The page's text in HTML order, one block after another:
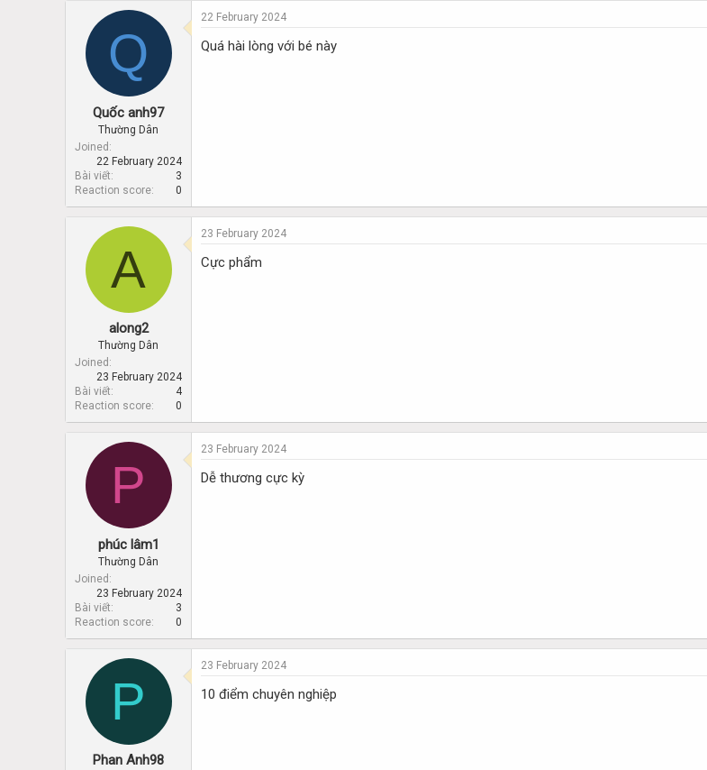
Q
Quốc anh97
Thường Dân
Joined
22 February 2024
Bài viết
3
Reaction score
0
22 February 2024
Quá hài lòng với bé này
A
along2
Thường Dân
Joined
23 February 2024
Bài viết
4
Reaction score
0
23 February 2024
Cực phẩm
P
phúc lâm1
Thường Dân
Joined
23 February 2024
Bài viết
3
Reaction score
0
23 February 2024
Dễ thương cực kỳ
P
Phan Anh98
23 February 2024
10 điểm chuyên nghiệp